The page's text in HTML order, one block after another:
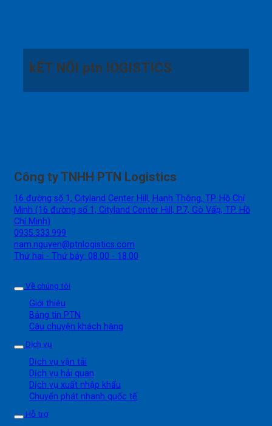
kẾT NỐI ptn lOGISTICS
Công ty TNHH PTN Logistics
16 đường số 1, Cityland Center Hill, Hạnh Thông, TP. Hồ Chí
Minh (16 đường số 1, Cityland Center Hill, P.7, Gò Vấp, TP. Hồ
Chí Minh)
0935.333.999
nam.nguyen@ptnlogistics.com
Thứ hai - Thứ bảy: 08.00 - 18.00
Về chúng tôi
Giới thiệu
Bảng tin PTN
Câu chuyện khách hàng
Dịch vụ
Dịch vụ vận tải
Dịch vụ hải quan
Dịch vụ xuất nhập khẩu
Chuyển phát nhanh quốc tế
Hỗ trợ